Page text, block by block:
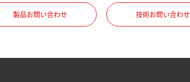
製品お問い合わせ 技術お問い合わせ